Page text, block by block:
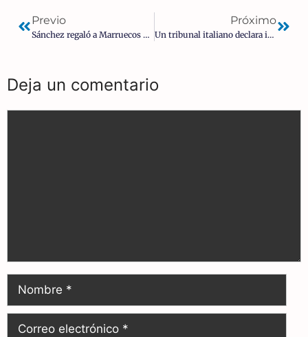
Previo
Sánchez regaló a Marruecos 30 millones de € para «gastos de vigilancia» un mes después de ser espiado
Próximo
Un tribunal italiano declara inconstitucional el mandato de vacunación contra la COVID y cita «efectos secundarios fatales»
Deja un comentario